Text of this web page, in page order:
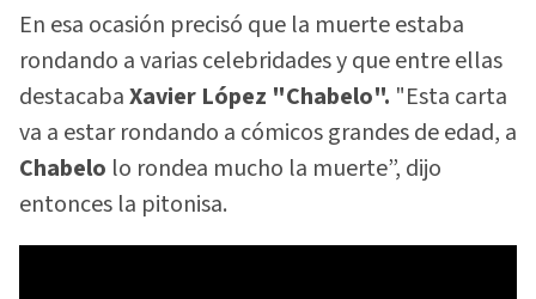
En esa ocasión precisó que la muerte estaba
rondando a varias celebridades y que entre ellas
destacabaXavier López "Chabelo". "Esta carta
va a estar rondando a cómicos grandes de edad, a
Chabelo lo rondea mucho la muerte”, dijo
entonces la pitonisa.